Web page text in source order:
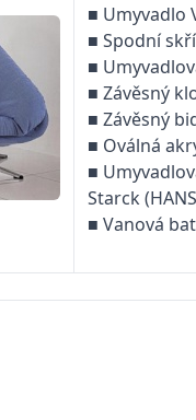
■ Umyvadlo
■ Spodní
■
■ Závěsný
■ Závěsný
■ Oválná
■
Starck
■ Vanová